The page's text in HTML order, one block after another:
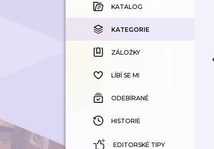
KOUPENÉ
KATEGORIE
ZÁLOŽKY
HISTORIE
KATALOG
KATEGORIE
ZÁLOŽKY
LÍBÍ SE MI
ODEBÍRANÉ
HISTORIE
EDITORSKÉ TIPY